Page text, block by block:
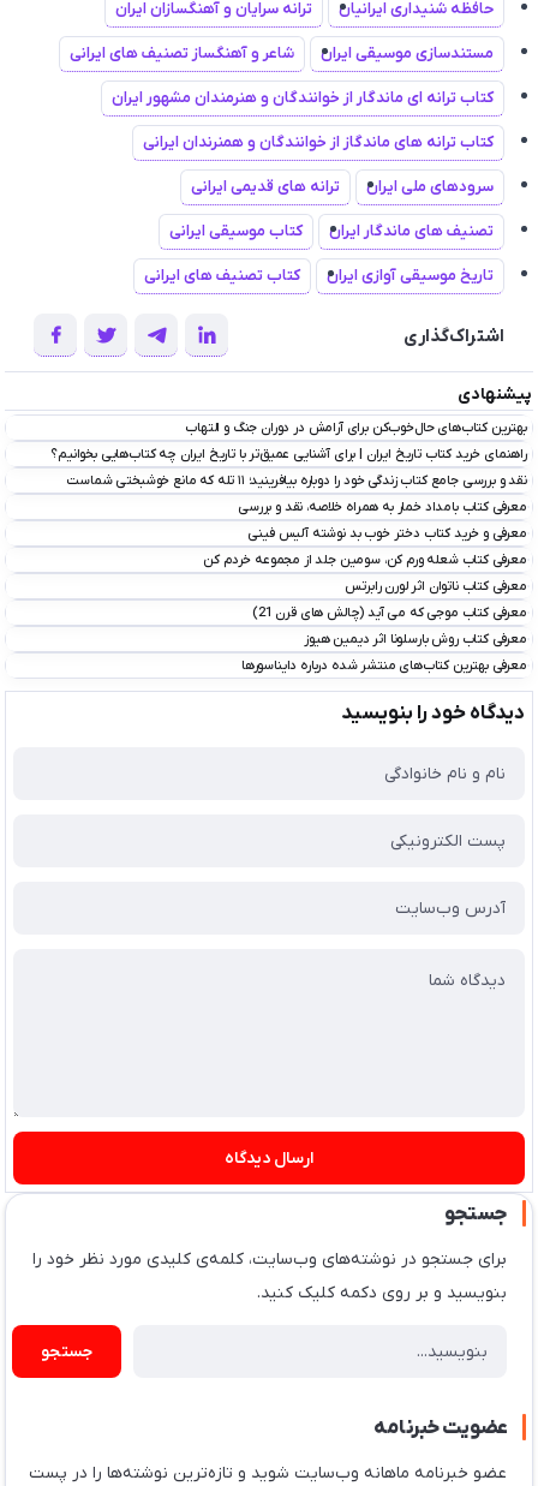
حافظه شنیداری ایرانیان ترانه سرایان و آهنگسازان ایران
مستندسازی موسیقی ایران شاعر و آهنگساز تصنیف های ایرانی
کتاب ترانه ای ماندگار از خوانندگان و هنرمندان مشهور ایران
کتاب ترانه های ماندگاز از خوانندگان و همنرندان ایرانی
سرودهای ملی ایران ترانه های قدیمی ایرانی
تصنیف های ماندگار ایران کتاب موسیقی ایرانی
تاریخ موسیقی آوازی ایران کتاب تصنیف های ایرانی
اشتراک‌گذاری
پیشنهادی
بهترین کتاب‌های حال‌خوب‌کن برای آرامش در دوران جنگ و التهاب
راهنمای خرید کتاب تاریخ ایران | برای آشنایی عمیق‌تر با تاریخ ایران چه کتاب‌هایی بخوانیم؟
نقد و بررسی جامع کتاب زندگی خود را دوباره بیافرینید؛ ۱۱ تله که مانع خوشبختی شماست
معرفی کتاب بامداد خمار به همراه خلاصه، نقد و بررسی
معرفی و خرید کتاب دختر خوب بد نوشته آلیس فینی
معرفی کتاب شعله ورم کن، سومین جلد از مجموعه خردم کن
معرفی کتاب ناتوان اثر لورن رابرتس
معرفی کتاب موجی که می آید (چالش های قرن 21)
معرفی کتاب روش بارسلونا اثر دیمین هیوز
معرفی بهترین کتاب‌های منتشر شده درباره دایناسورها
دیدگاه خود را بنویسید
ارسال دیدگاه
جستجو
برای جستجو در نوشته‌های وب‌سایت، کلمه‌ی کلیدی مورد نظر خود را
بنویسید و بر روی دکمه کلیک کنید.
جستجو
عضویت خبرنامه
عضو خبرنامه ماهانه وب‌سایت شوید و تازه‌ترین نوشته‌ها را در پست